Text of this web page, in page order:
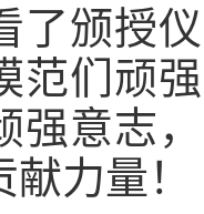
了颁授
范们顽
强意志
力量！